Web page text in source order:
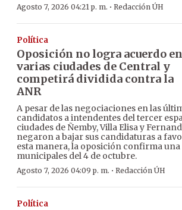
Agosto 7, 2026 04:21 p. m. · Redacción ÚH
Política
Oposición no logra acuerdo en
varias ciudades de Central y
competirá dividida contra la
ANR
A pesar de las negociaciones en las
candidatos a intendentes del tercer
ciudades de Ñemby, Villa Elisa y
negaron a bajar sus candidaturas a
esta manera, la oposición confirma
municipales del 4 de octubre.
Agosto 7, 2026 04:09 p. m. · Redacción ÚH
Política